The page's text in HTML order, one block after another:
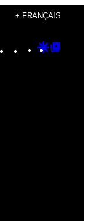
+ FRANÇAIS
Instagram
TikTok
YouTube
Google